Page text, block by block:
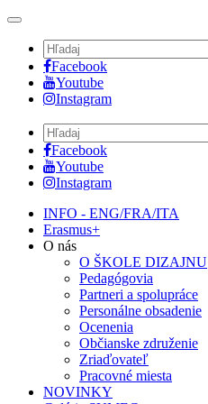
Toggle
navigation
Facebook
Youtube
Instagram
Facebook
Youtube
Instagram
INFO - ENG/FRA/ITA
Erasmus+
O nás
O ŠKOLE DIZAJNU
Pedagógovia
Partneri a spolupráce
Personálne obsadenie
Ocenenia
Občianske združenie
Zriaďovateľ
Pracovné miesta
NOVINKY